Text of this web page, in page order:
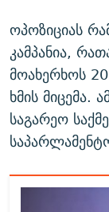
ოპოზიციას
კამპანია,
მოახერხოს
ხმის მიცემა.
საგარეო